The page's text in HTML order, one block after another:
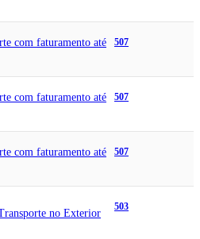
com faturamento até
507
com faturamento até
507
com faturamento até
507
no Exterior
503